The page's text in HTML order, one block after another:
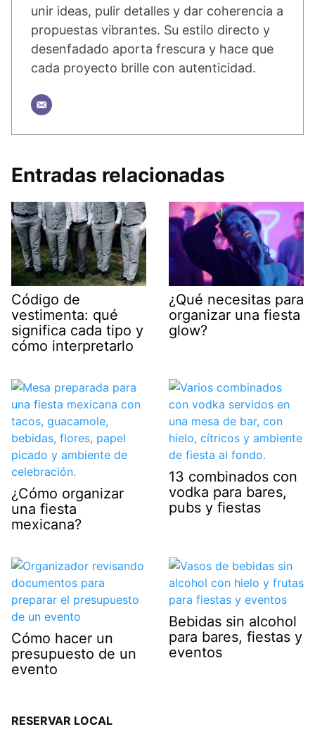
unir ideas, pulir detalles y dar coherencia a
propuestas vibrantes. Su estilo directo y
desenfadado aporta frescura y hace que
cada proyecto brille con autenticidad.
Entradas relacionadas
Código de
vestimenta: qué
significa cada tipo y
cómo interpretarlo
¿Qué necesitas para
organizar una fiesta
glow?
¿Cómo organizar
una fiesta
mexicana?
13 combinados con
vodka para bares,
pubs y fiestas
Cómo hacer un
presupuesto de un
evento
Bebidas sin alcohol
para bares, fiestas y
eventos
RESERVAR LOCAL